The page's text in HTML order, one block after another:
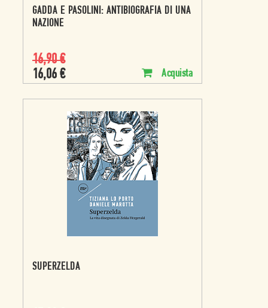
GADDA E PASOLINI: ANTIBIOGRAFIA DI UNA
NAZIONE
16,90€
16,06 € Acquista
SUPERZELDA